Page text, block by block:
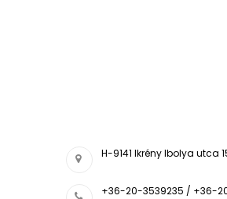
H-9141 Ikrény Ibolya utca
+36-20-3539235 / +36-